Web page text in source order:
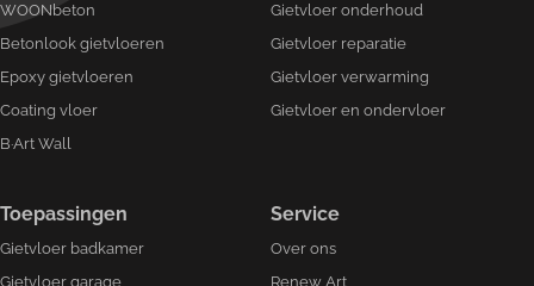
WOONbeton
Betonlook gietvloeren
Epoxy gietvloeren
Coating vloer
B·Art Wall
Gietvloer onderhoud
Gietvloer reparatie
Gietvloer verwarming
Gietvloer en ondervloer
Toepassingen
Gietvloer badkamer
Gietvloer garage
Service
Over ons
Renew Art